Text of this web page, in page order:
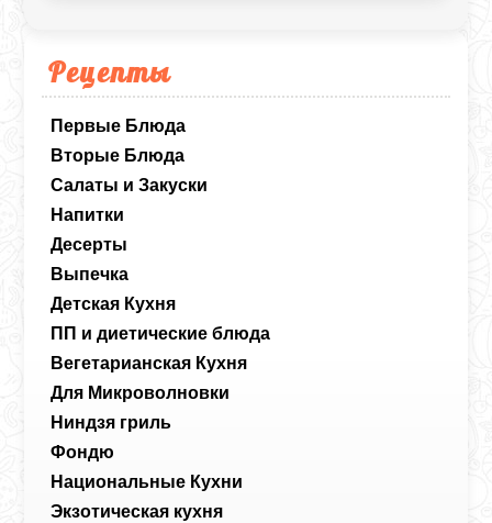
Рецепты
Первые Блюда
Вторые Блюда
Салаты и Закуски
Напитки
Десерты
Выпечка
Детская Кухня
ПП и диетические блюда
Вегетарианская Кухня
Для Микроволновки
Ниндзя гриль
Фондю
Национальные Кухни
Экзотическая кухня
полезным.